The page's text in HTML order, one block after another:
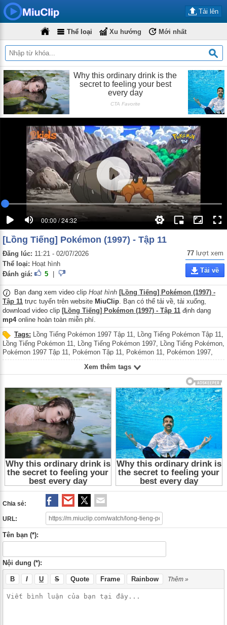
Tải lên
Thể loại Xu hướng Mới nhất
00:00 / 24:32
[Lồng Tiếng] Pokémon (1997) - Tập 11
Đăng lúc: 11:21 - 02/07/2026
Thể loại: Hoạt hình
Đánh giá:
5
77lượt xem
Tải về
Bạn đang xem video clip Hoạt hình [Lồng Tiếng] Pokémon (1997) -
Tập 11 trực tuyến trên website MiuClip. Bạn có thể tải về, tải xuống,
download video clip [Lồng Tiếng] Pokémon (1997) - Tập 11 định dạng
mp4online hoàn toàn miễn phí.
Tags: Lồng Tiếng Pokémon 1997 Tập 11, Lồng Tiếng Pokémon Tập 11,
Lồng Tiếng Pokémon 11
Lồng Tiếng Pokémon 1997 Lồng Tiếng Pokémon
Pokémon 1997 Tập 11
Pokémon Tập 11 Pokémon 11 Pokémon 1997
Pokémon,Phim anime Nhật Bản,Phim anime,Phim hoạt hình Nhật Bản,
Phim Nhật Bản, Long Tieng Pokemon 1997 Tap 11
Long Tieng Pokemon
1997,Long Tieng Pokemon,Pokemon 1997 Tap 11,Pokemon Tap 11,
Pokemon 11,Pokemon 1997,Pokemon,Phim anime Nhat Ban,Phim
anime,Phim hoat hinh Nhat Ban,Phim hoat hinh,Phim Nhat Ban
Xem thêm tags
Chia sẻ:
URL:
Tên bạn (*):
Nội dung (*):
B I U S Quote Frame Rainbow Thêm »